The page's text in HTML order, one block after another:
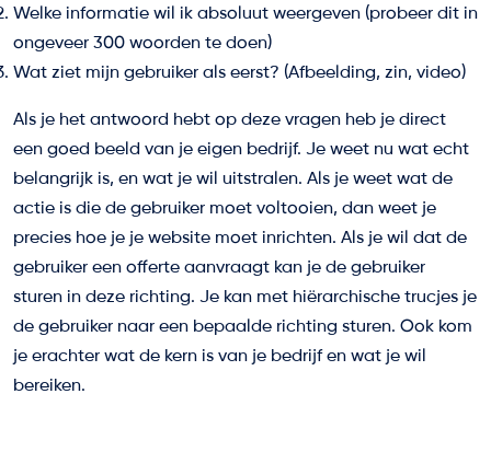
Welke informatie wil ik absoluut weergeven (probeer dit in
ongeveer 300 woorden te doen)
Wat ziet mijn gebruiker als eerst? (Afbeelding, zin, video)
Als je het antwoord hebt op deze vragen heb je direct
een goed beeld van je eigen bedrijf. Je weet nu wat echt
belangrijk is, en wat je wil uitstralen. Als je weet wat de
actie is die de gebruiker moet voltooien, dan weet je
precies hoe je je website moet inrichten. Als je wil dat de
gebruiker een offerte aanvraagt kan je de gebruiker
sturen in deze richting. Je kan met hiërarchische trucjes je
de gebruiker naar een bepaalde richting sturen. Ook kom
je erachter wat de kern is van je bedrijf en wat je wil
bereiken.